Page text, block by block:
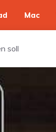
Mac
soll